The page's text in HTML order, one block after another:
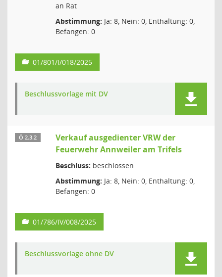
an Rat
Abstimmung: Ja: 8, Nein: 0, Enthaltung: 0,
Befangen: 0
01/801/I/018/2025
Beschlussvorlage mit DV
Ö 2.3.2
Verkauf ausgedienter VRW der
Feuerwehr Annweiler am Trifels
Beschluss: beschlossen
Abstimmung: Ja: 8, Nein: 0, Enthaltung: 0,
Befangen: 0
01/786/IV/008/2025
Beschlussvorlage ohne DV